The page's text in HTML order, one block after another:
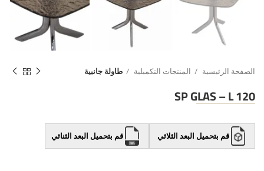
الصفحة الرئيسية المنتجات التكميلية طاولة جانبية
SP GLAS – L 120
قم بتحميل البعد الثلاثي قم بتحميل البعد الثنائي